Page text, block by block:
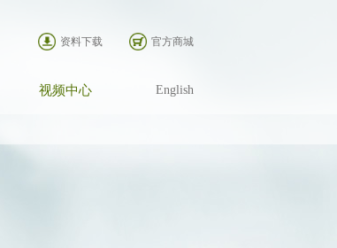
资料下载 官方商城
视频中心 English